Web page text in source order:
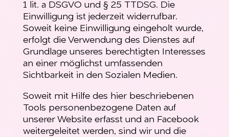
1 lit. a DSGVO und § 25 TTDSG. Die
Einwilligung ist jederzeit widerrufbar.
Soweit keine Einwilligung eingeholt wurde,
erfolgt die Verwendung des Dienstes auf
Grundlage unseres berechtigten Interesses
an einer möglichst umfassenden
Sichtbarkeit in den Sozialen Medien.
Soweit mit Hilfe des hier beschriebenen
Tools personenbezogene Daten auf
unserer Website erfasst und an Facebook
weitergeleitet werden, sind wir und die